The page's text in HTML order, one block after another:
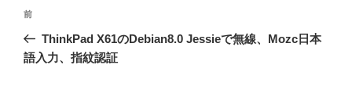
投
ナ
前
の
投
前
ThinkPad X61のDebian8.0 Jessieで無線、Mozc日本
語入力、指紋認証